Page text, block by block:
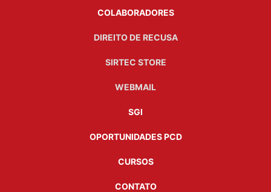
COLABORADORES
DIREITO DE RECUSA
SIRTEC STORE
WEBMAIL
SGI
OPORTUNIDADES PCD
CURSOS
CONTATO